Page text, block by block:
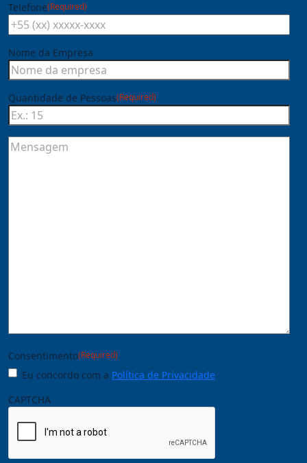
Telefone(Required)
Nome da Empresa
Quantidade de Pessoas(Required)
Mensagem
Consentimento(Required)
Eu concordo com a Política de Privacidade
CAPTCHA